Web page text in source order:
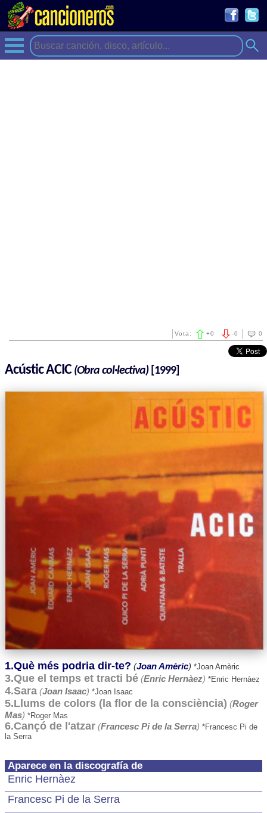
0
-0
Vota: +0
Acústic ACIC(Obra col·lectiva)[1999]
Aparece en la discografía de
Enric Hernàez
Francesc Pi de la Serra
1.Què més podria dir-te? (Joan Amèric) *Joan Amèric
3.Que el temps et tracti bé (Enric Hernàez) *Enric Hernàez
4.Sara (Joan Isaac) *Joan Isaac
5.Llums de colors (la flor de la consciència) (Roger
Mas) *Roger Mas
6.Cançó de l'atzar (Francesc Pi de la Serra) *Francesc Pi de
la Serra